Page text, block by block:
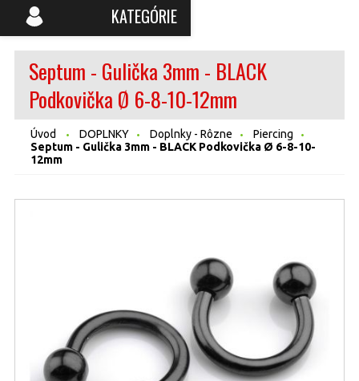
KATEGÓRIE
Septum - Gulička 3mm - BLACK
Podkovička Ø 6-8-10-12mm
Úvod DOPLNKY Doplnky - Rôzne
Piercing
Septum - Gulička 3mm - BLACK Podkovička Ø 6-8-10-
12mm